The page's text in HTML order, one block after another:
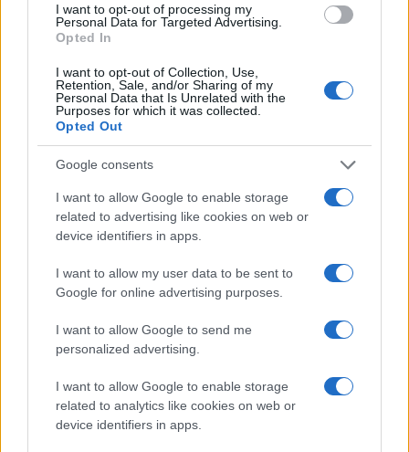
I want to opt-out of processing my
Personal Data for Targeted Advertising.
Opted In
I want to opt-out of Collection, Use,
Retention, Sale, and/or Sharing of my
Personal Data that Is Unrelated with the
Purposes for which it was collected.
Opted Out
Google consents
I want to allow Google to enable storage
related to advertising like cookies on web or
device identifiers in apps.
I want to allow my user data to be sent to
Google for online advertising purposes.
I want to allow Google to send me
personalized advertising.
I want to allow Google to enable storage
related to analytics like cookies on web or
device identifiers in apps.
El notable cambio físico de Isabel Díaz
Ayuso
GENTE